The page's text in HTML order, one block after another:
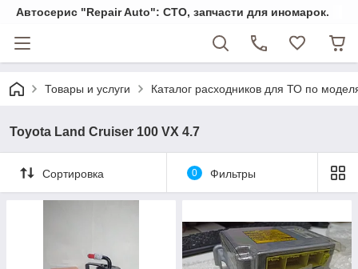
Автосерис "Repair Auto": СТО, запчасти для иномарок.
Товары и услуги Каталог расходников для ТО по
Toyota Land Cruiser 100 VX 4.7
Сортировка 0 Фильтры